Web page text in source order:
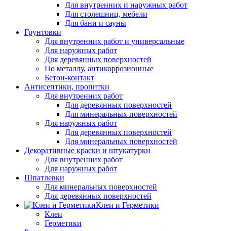
Для внутренних и наружных работ
Для столешниц, мебели
Для бани и сауны
Грунтовки
Для внутренних работ и универсальные
Для наружных работ
Для деревянных поверхностей
По металлу, антикоррозионные
Бетон-контакт
Антисептики, пропитки
Для внутренних работ
Для деревянных поверхностей
Для минеральных поверхностей
Для наружных работ
Для деревянных поверхностей
Для минеральных поверхностей
Декоративные краски и штукатурки
Для внутренних работ
Для наружных работ
Шпатлевки
Для минеральных поверхностей
Для деревянных поверхностей
Клеи и Герметики
Клеи
Герметики